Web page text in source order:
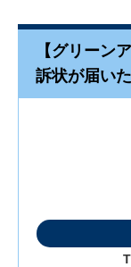
【グリーン
訴状が届い